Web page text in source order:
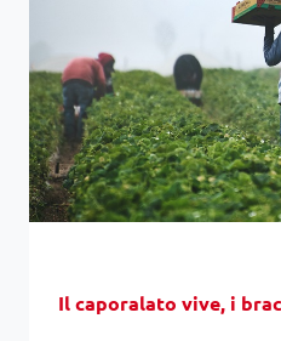
Il caporalato vive, i